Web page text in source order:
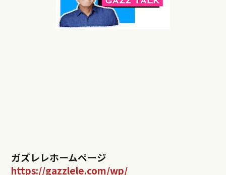
ガズレレホームページ
https://gazzlele.com/wp/